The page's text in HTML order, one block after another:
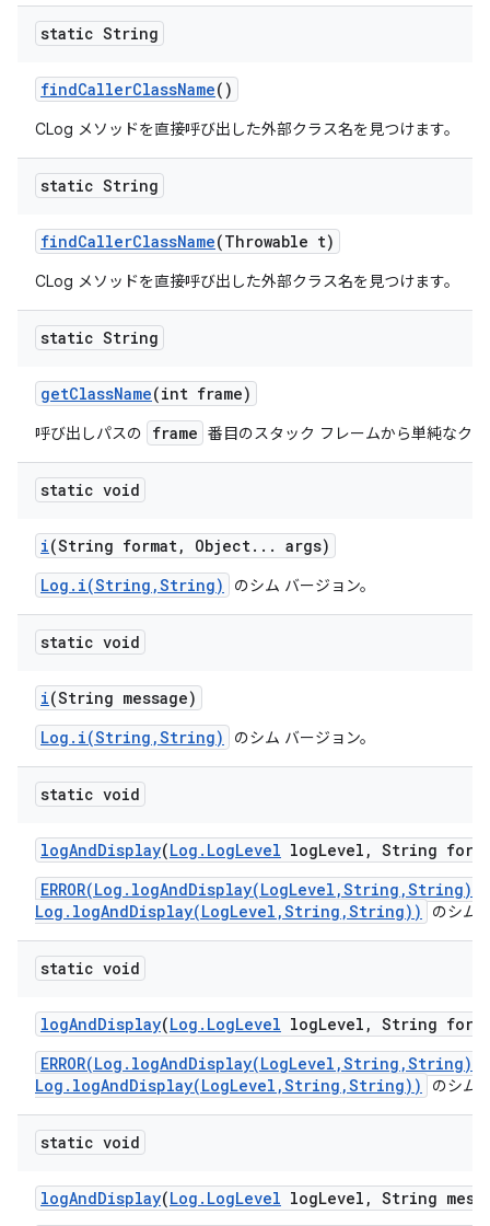
static String
findCallerClassName()
CLog メソッドを直接呼び出した外部クラス名を見つけます。
static String
findCallerClassName(Throwable t)
CLog メソッドを直接呼び出した外部クラス名を見つけます。
static String
getClassName(int frame)
呼び出しパスの frame 番目のスタック フレームから単純なク
static void
i(String format, Object. . . args)
Log.i(String,String)
のシム バージョン。
static void
i(String message)
Log.i(String,String)
のシム バージョン。
static void
logAndDisplay(Log . LogLevel logLevel , String
Log.logAndDisplay(LogLevel,String,String))
のシム
static void
logAndDisplay(Log . LogLevel logLevel , String
Log.logAndDisplay(LogLevel,String,String))
のシム
static void
logAndDisplay(Log . LogLevel logLevel , String